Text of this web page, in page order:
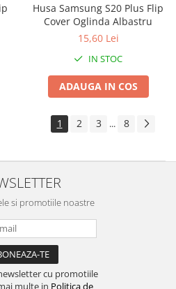
articole
Husa Samsung S20 Plus Flip
Cover Oglinda Albastru
15,60 Lei
IN STOC
ADAUGA IN COS
1 2 3 ... 8
si promotiile noastre
cu promotiile
multe in Politica de